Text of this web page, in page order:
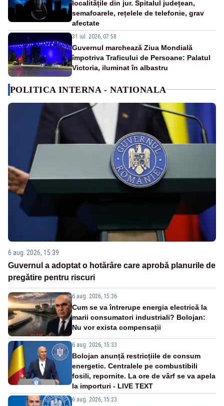
localitățile din jur. Spitalul județean,
semafoarele, rețelele de telefonie, grav
afectate
31 iul. 2026, 07:58
Guvernul marchează Ziua Mondială
împotriva Traficului de Persoane: Palatul
Victoria, iluminat în albastru
POLITICA INTERNA - NATIONALA
6 aug. 2026, 15:39
Guvernul a adoptat o hotărâre care aprobă planurile de
pregătire pentru riscuri
6 aug. 2026, 15:36
Cum se va întrerupe energia electrică la
marii consumatori industriali? Bolojan:
Nu vor exista compensații
6 aug. 2026, 15:33
Bolojan anunță restricțiile de consum
energetic. Centralele pe combustibili
fosili, repornite. La ore de vârf se va apela
la importuri - LIVE TEXT
6 aug. 2026, 15:23